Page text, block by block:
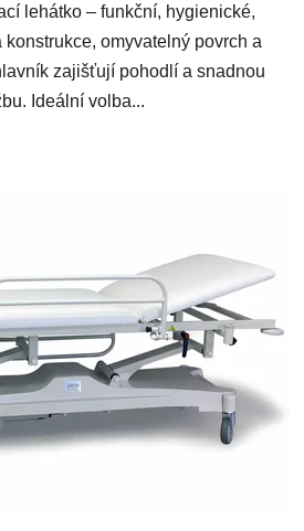
lehátko – funkční, hygienické,
omyvatelný povrch a
zajišťují pohodlí a snadnou
Ideální volba...